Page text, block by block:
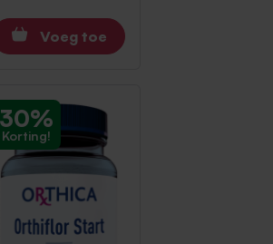
Voeg toe
30%
Korting!